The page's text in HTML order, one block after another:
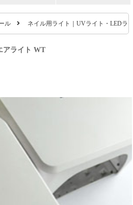
ル ネイル用ライト｜UVライト・LEDラ
ライト WT